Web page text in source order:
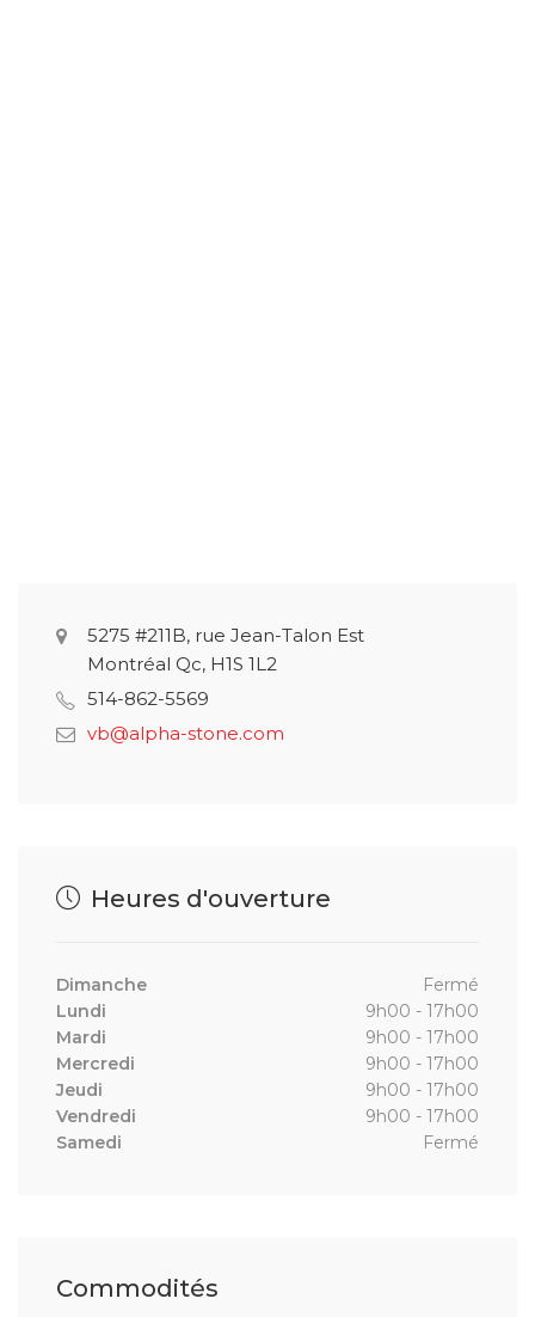
5275 #211B, rue Jean-Talon Est
Montréal Qc, H1S 1L2
514-862-5569
vb@alpha-stone.com
Heures d'ouverture
Dimanche
Fermé
Lundi
9h00 - 17h00
Mardi
9h00 - 17h00
Mercredi
9h00 - 17h00
Jeudi
9h00 - 17h00
Vendredi
9h00 - 17h00
Samedi
Fermé
Commodités